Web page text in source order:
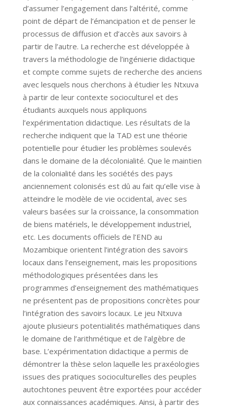
d’assumer l’engagement dans l’altérité, comme
point de départ de l’émancipation et de penser le
processus de diffusion et d’accès aux savoirs à
partir de l’autre. La recherche est développée à
travers la méthodologie de l’ingénierie didactique
et compte comme sujets de recherche des anciens
avec lesquels nous cherchons à étudier les Ntxuva
à partir de leur contexte socioculturel et des
étudiants auxquels nous appliquons
l’expérimentation didactique. Les résultats de la
recherche indiquent que la TAD est une théorie
potentielle pour étudier les problèmes soulevés
dans le domaine de la décolonialité. Que le maintien
de la colonialité dans les sociétés des pays
anciennement colonisés est dû au fait qu’elle vise à
atteindre le modèle de vie occidental, avec ses
valeurs basées sur la croissance, la consommation
de biens matériels, le développement industriel,
etc. Les documents officiels de l’END au
Mozambique orientent l’intégration des savoirs
locaux dans l’enseignement, mais les propositions
méthodologiques présentées dans les
programmes d’enseignement des mathématiques
ne présentent pas de propositions concrètes pour
l’intégration des savoirs locaux. Le jeu Ntxuva
ajoute plusieurs potentialités mathématiques dans
le domaine de l’arithmétique et de l’algèbre de
base. L’expérimentation didactique a permis de
démontrer la thèse selon laquelle les praxéologies
issues des pratiques socioculturelles des peuples
autochtones peuvent être exportées pour accéder
aux connaissances académiques. Ainsi, à partir des